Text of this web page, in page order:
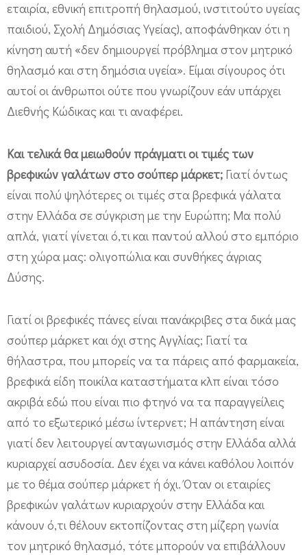
εταιρία, εθνική επιτροπή θηλασμού, ινστιτούτο υγείας
παιδιού, Σχολή Δημόσιας Υγείας), αποφάνθηκαν ότι η
κίνηση αυτή «δεν δημιουργεί πρόβλημα στον μητρικό
θηλασμό και στη δημόσια υγεία». Είμαι σίγουρος ότι
αυτοί οι άνθρωποι ούτε που γνωρίζουν εάν υπάρχει
Διεθνής Κώδικας και τι αναφέρει.
Και τελικά θα μειωθούν πράγματι οι τιμές των
βρεφικών γαλάτων στο σούπερ μάρκετ; Γιατί όντως
είναι πολύ ψηλότερες οι τιμές στα βρεφικά γάλατα
στην Ελλάδα σε σύγκριση με την Ευρώπη; Μα πολύ
απλά, γιατί γίνεται ό,τι και παντού αλλού στο εμπόριο
στη χώρα μας: ολιγοπώλια και συνθήκες άγριας
Δύσης.
Γιατί οι βρεφικές πάνες είναι πανάκριβες στα δικά μας
σούπερ μάρκετ και όχι στης Αγγλίας; Γιατί τα
θήλαστρα, που μπορείς να τα πάρεις από φαρμακεία,
βρεφικά είδη ποικίλα καταστήματα κλπ είναι τόσο
ακριβά εδώ που είναι πιο φτηνό να τα παραγγείλεις
από το εξωτερικό μέσω ίντερνετ; Η απάντηση είναι
γιατί δεν λειτουργεί ανταγωνισμός στην Ελλάδα αλλά
κυριαρχεί ασυδοσία. Δεν έχει να κάνει καθόλου λοιπόν
με το θέμα σούπερ μάρκετ ή όχι. Όταν οι εταιρίες
βρεφικών γαλάτων κυριαρχούν στην Ελλάδα και
κάνουν ό,τι θέλουν εκτοπίζοντας στη μίζερη γωνία
τον μητρικό θηλασμό, τότε μπορούν να επιβάλλουν